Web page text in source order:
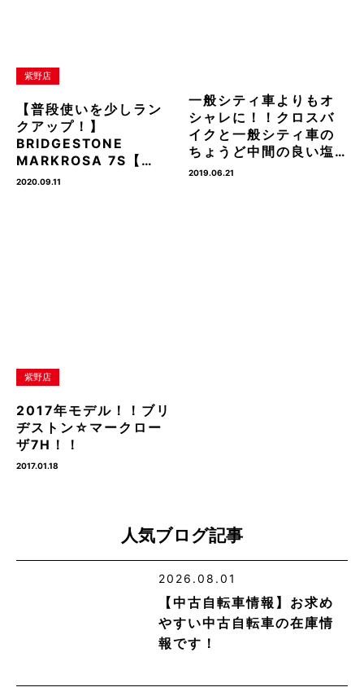
紫野店
【普段使いを少しラン
クアップ！】
BRIDGESTONE
MARKROSA 7S【…
2020.09.11
一般シティ車よりもオ
シャレに！！クロスバ
イクと一般シティ車の
ちょうど中間の良い塩…
2019.06.21
紫野店
2017年モデル！！ブリ
ヂストン☆マークロー
ザ7H！！
2017.01.18
人気ブログ記事
2026.08.01
【中古自転車情報】お求め
やすい中古自転車の在庫情
報です！